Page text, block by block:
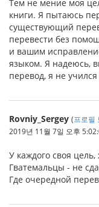
Тем не мение моя
книги. Я пытаюсь
существующий
перевести без
и вашим
языком. Я надеюсь,
перевод, я не
Rovniy_Sergey (프로필
2019년 11월 7일 오후
У каждого своя
Гватемальцы - не
Где очередной